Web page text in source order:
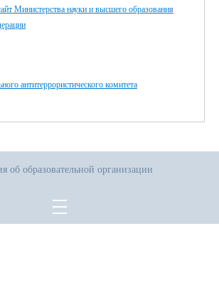
Министерства науки и высшего образования
антитеррористического комитета
об образовательной организации